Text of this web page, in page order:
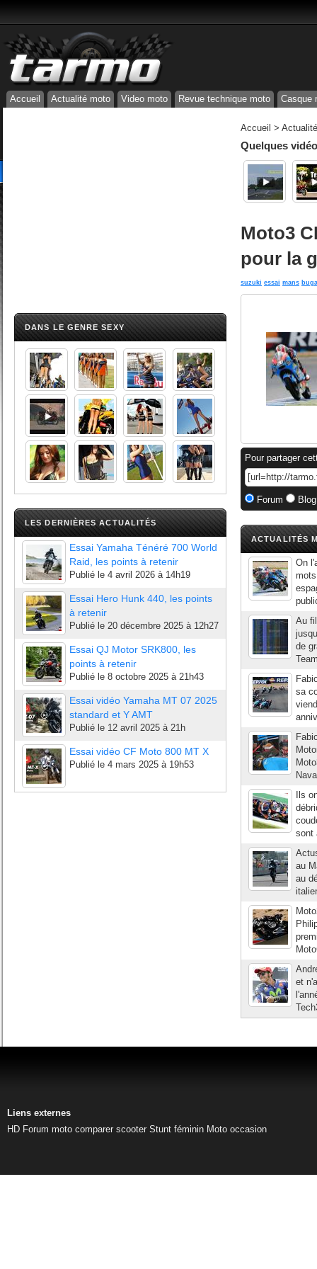
Accueil Actualité moto Video moto Revue technique moto Casque
DANS LE GENRE SEXY
LES DERNIÈRES ACTUALITÉS
Essai Yamaha Ténéré 700 World
Raid, les points à retenir
Publié le 4 avril 2026 à 14h19
Essai Hero Hunk 440, les points
à retenir
Publié le 20 décembre 2025 à 12h27
Essai QJ Motor SRK800, les
points à retenir
Publié le 8 octobre 2025 à 21h43
Essai vidéo Yamaha MT 07 2025
standard et Y AMT
Publié le 12 avril 2025 à 21h
Essai vidéo CF Moto 800 MT X
Publié le 4 mars 2025 à 19h53
Accueil >
Quelques
Moto3
pour la
suzuki essai mans
Pour partager
Forum
ACTUALITÉS
On
Au
de
sa
Ils
sont
au
au
et
Liens externes
HD Forum moto comparer scooter Stunt féminin Moto occasion